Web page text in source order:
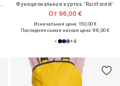
Функциональная куртка 'Rainforest'
От 96,00 €
Изначальная цена: 150,00 €
Последняя самая низкая цена:96,00 €
+4